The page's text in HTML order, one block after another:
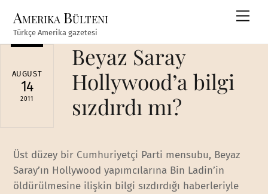
content
Amerika Bülteni
Türkçe Amerika gazetesi
AUGUST
14
2011
Beyaz Saray
Hollywood’a bilgi
sızdırdı mı?
Üst düzey bir Cumhuriyetçi Parti mensubu, Beyaz
Saray’ın Hollywood yapımcılarına Bin Ladin’in
öldürülmesine ilişkin bilgi sızdırdığı haberleriyle